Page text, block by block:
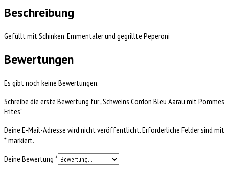
Beschreibung
Gefüllt mit Schinken, Emmentaler und gegrillte Peperoni
Bewertungen
Es gibt noch keine Bewertungen.
Schreibe die erste Bewertung für „Schweins Cordon Bleu Aarau mit Pommes
Frites“
Deine E-Mail-Adresse wird nicht veröffentlicht.Erforderliche Felder sind mit
*markiert.
Deine Bewertung *